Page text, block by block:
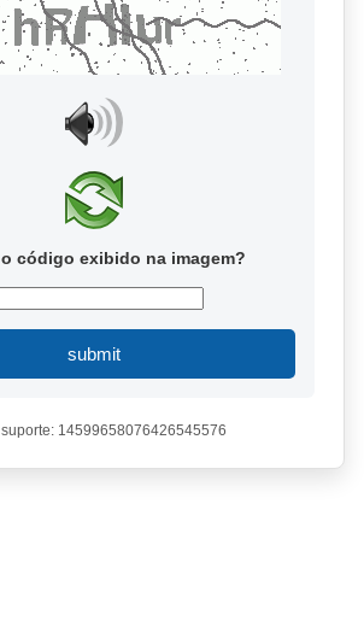
código exibido na imagem?
submit
suporte: 14599658076426545576